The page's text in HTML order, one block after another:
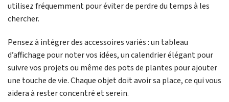
utilisez fréquemment pour éviter de perdre du temps à les
chercher.
Pensez à intégrer des accessoires variés : un tableau
d’affichage pour noter vos idées, un calendrier élégant pour
suivre vos projets ou même des pots de plantes pour ajouter
une touche de vie. Chaque objet doit avoir sa place, ce qui vous
aidera à rester concentré et serein.